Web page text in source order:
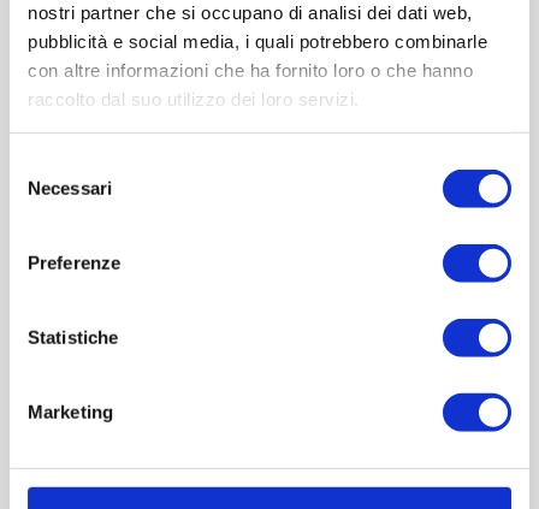
nostri partner che si occupano di analisi dei dati web,
pubblicità e social media, i quali potrebbero combinarle
con altre informazioni che ha fornito loro o che hanno
raccolto dal suo utilizzo dei loro servizi.
delNecessari
Preferenze
Statistiche
Marketing
Cod.: BIO203
Please select the address you want to ship to